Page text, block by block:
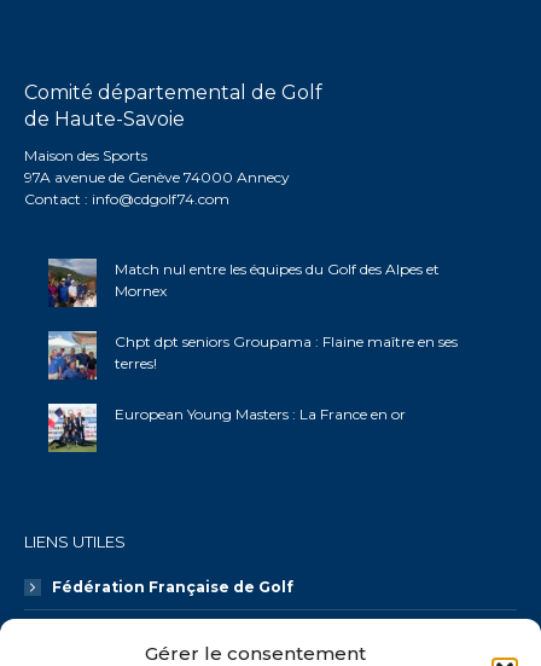
Gérer le consentement
Comité départemental de Golf
de Haute-Savoie
Maison des Sports
97A avenue de Genève 74000 Annecy
Contact : info@cdgolf74.com
Match nul entre les équipes du Golf des Alpes et
Mornex
Chpt dpt seniors Groupama : Flaine maître en ses
terres!
European Young Masters : La France en or
LIENS UTILES
Fédération Française de Golf